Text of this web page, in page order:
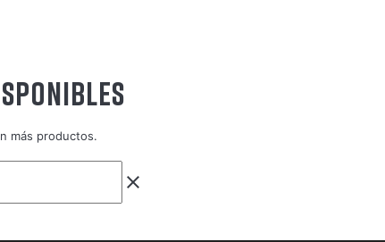
más productos.
clear